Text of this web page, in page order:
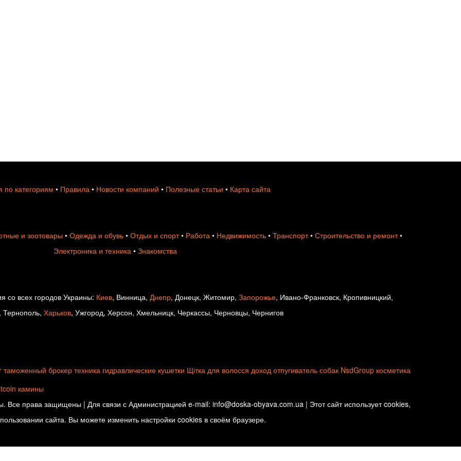
категориям • Правила • Новости компаний • Полезные статьи • Карта сайта
и зоотовары • Одежда и обувь • Отдых и спорт• Работа • Недвижимость • Транспорт• Строительство и ремонт•
Электроника и техника • Знакомства
со всех городов Украины: Киев, Винница, Днепр, Донецк, Житомир, Запорожье, Ивано-Франковск, Кропивницкий,
Харьков, Ужгород, Херсон, Хмельницк, Черкассы, Черновцы, Чернигов
таможенный брокер техника гидравлические кушетки Щітка для волосся доход отпугиватель собак NsdGroup косметика
камины
права защищены | Для связи с Администрацией e-mail: info@doska-obyava.com.ua | Этот сайт использует cookies,
сайта. Вы можете изменить настройки cookies в своём браузере.